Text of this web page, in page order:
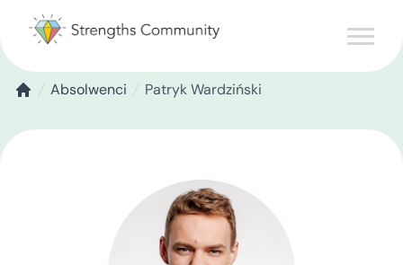
Absolwenci Patryk Wardziński